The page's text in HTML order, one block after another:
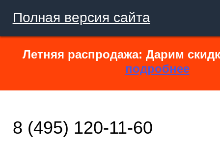
Полная версия сайта
Летняя распродажа: Дарим
подробнее
8 (495) 120-11-60